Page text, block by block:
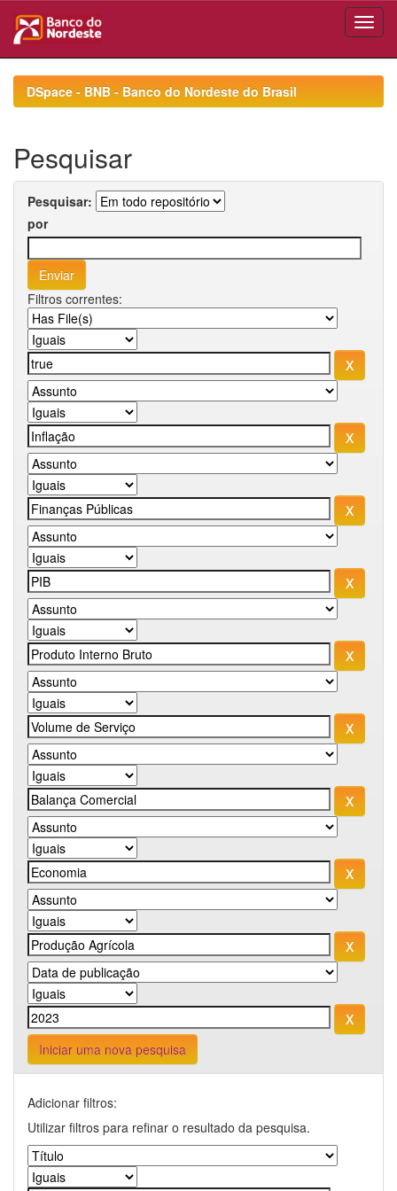
navigationDSpace - BNB - Banco do Nordeste do Brasil
Pesquisar
Pesquisar:
por
Filtros correntes:
Iniciar uma nova pesquisa
Adicionar filtros:
Utilizar filtros para refinar o resultado da pesquisa.